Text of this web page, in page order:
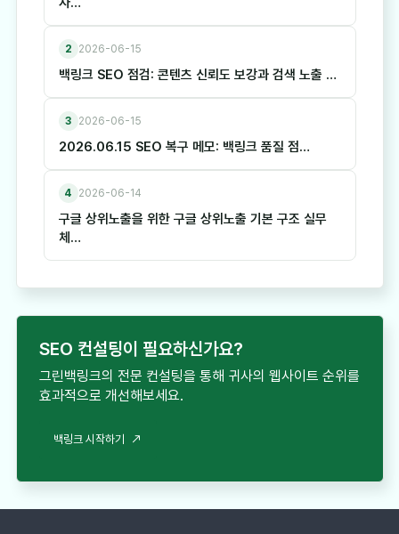
2 2026-06-15
백링크 SEO 점검: 콘텐츠 신뢰도 보강과 검색 노출 …
3 2026-06-15
2026.06.15 SEO 복구 메모: 백링크 품질 점…
4 2026-06-14
구글 상위노출을 위한 구글 상위노출 기본 구조 실무
체…
SEO 컨설팅이 필요하신가요?
그린백링크의 전문 컨설팅을 통해 귀사의 웹사이트 순위를
효과적으로 개선해보세요.
백링크 시작하기